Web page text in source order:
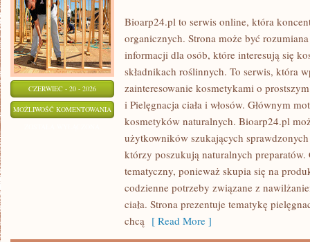
CZERWIEC - 20 - 2026
MOŻLIWOŚĆ KOMENTOWANIA NATURALNA
PIELĘGNACJA
TWARZY
Bioarp24.pl to serwis online, która
organicznych. Strona może być
informacji dla osób, które interesują się
składnikach roślinnych. To serwis, która
zainteresowanie kosmetykami o
i Pielęgnacja ciała i włosów. Głównym
kosmetyków naturalnych. Bioarp24.pl
użytkowników szukających
którzy poszukują naturalnych preparatów.
tematyczny, ponieważ skupia się na
codzienne potrzeby związane z
ciała. Strona prezentuje tematykę
chcą [ Read More ]